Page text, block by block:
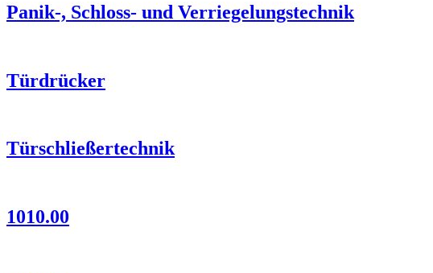
Panik-, Schloss- und Verriegelungs­technik
Türdrücker
Türschließer­technik
1010.00